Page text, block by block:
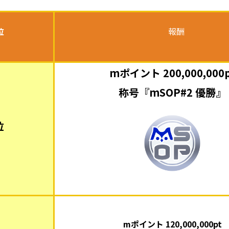
報酬
mポイント
称号『mSOP#2 優勝』
mポイント 120,000,000pt